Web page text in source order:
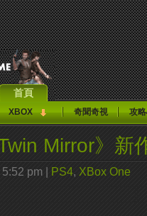
首頁
XBOX 奇聞奇視 攻
Mirror》新
pm | PS4, XBox One